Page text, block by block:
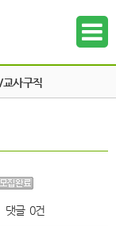
교사구직
댓글 0건